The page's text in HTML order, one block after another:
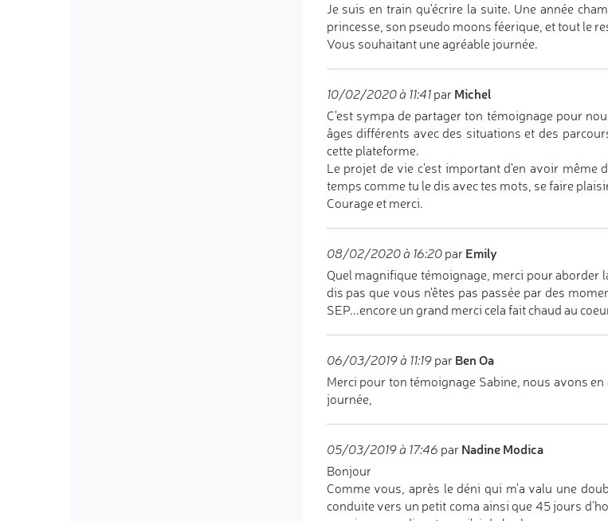
Je suis en train qu'écrire la suite. Une année
princesse, son pseudo moons féerique, et tout le
Vous souhaitant une agréable journée.
10/02/2020 à 11:41par Michel
C'est sympa de partager ton témoignage pour
âges différents avec des situations et des
cette plateforme.
Le projet de vie c'est important d'en avoir même
temps comme tu le dis avec tes mots, se faire
Courage et merci.
08/02/2020 à 16:20par Emily
Quel magnifique témoignage, merci pour aborder
dis pas que vous n'êtes pas passée par des
SEP...encore un grand merci cela fait chaud au
06/03/2019 à 11:19par Ben Oa
Merci pour ton témoignage Sabine, nous avons
journée,
05/03/2019 à 17:46 par Nadine Modica
Bonjour
Comme vous, après le déni qui m'a valu une
conduite vers un petit coma ainsi que 45 jours